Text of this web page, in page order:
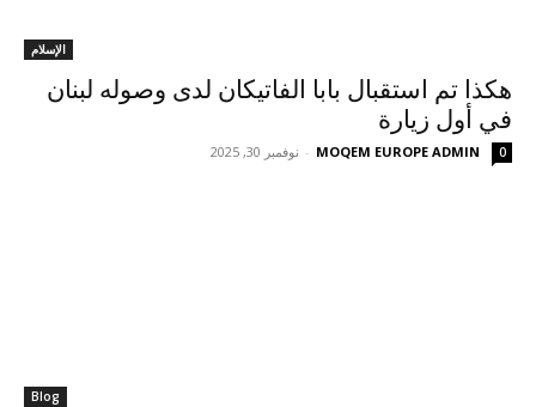
الإسلام
هكذا تم استقبال بابا الفاتيكان لدى وصوله لبنان
في أول زيارة
MOQEM EUROPE ADMIN
- نوفمبر 30, 2025 0
Blog